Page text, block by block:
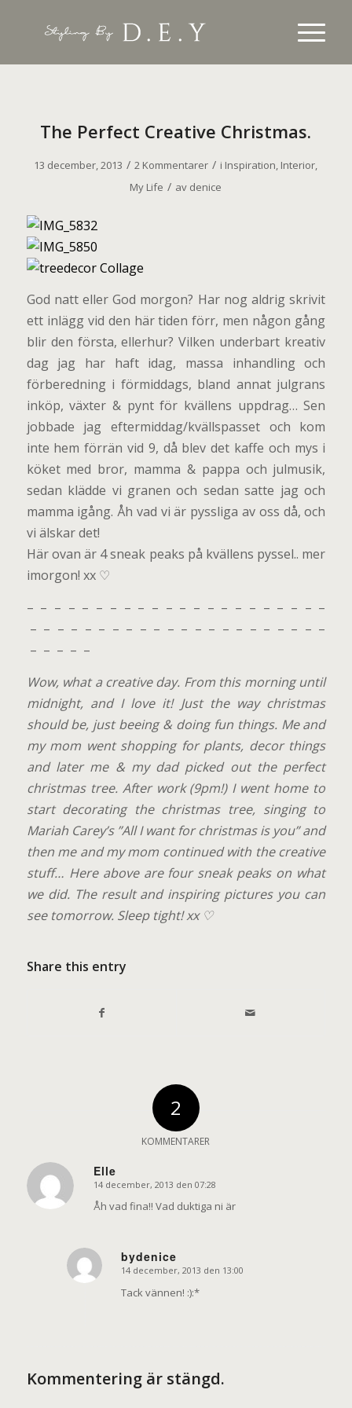
The Perfect Creative Christmas.
13 december, 2013 / 2 Kommentarer / i Inspiration, Interior,
My Life / av denice
God natt eller God morgon? Har nog aldrig skrivit
ett inlägg vid den här tiden förr, men någon gång
blir den första, ellerhur? Vilken underbart kreativ
dag jag har haft idag, massa inhandling och
förberedning i förmiddags, bland annat julgrans
inköp, växter & pynt för kvällens uppdrag… Sen
jobbade jag eftermiddag/kvällspasset och kom
inte hem förrän vid 9, då blev det kaffe och mys i
köket med bror, mamma & pappa och julmusik,
sedan klädde vi granen och sedan satte jag och
mamma igång. Åh vad vi är pyssliga av oss då, och
vi älskar det!
Här ovan är 4 sneak peaks på kvällens pyssel.. mer
imorgon! xx ♡
– – – – – – – – – – – – – – – – – – – – – –
– – – – – – – – – – – – – – – – – – – – – –
– – – – –
Wow, what a creative day. From this morning until
midnight, and I love it! Just the way christmas
should be, just beeing & doing fun things. Me and
my mom went shopping for plants, decor things
and later me & my dad picked out the perfect
christmas tree. After work (9pm!) I went home to
start decorating the christmas tree, singing to
Mariah Carey’s ”All I want for christmas is you” and
then me and my mom continued with the creative
stuff… Here above are four sneak peaks on what
we did. The result and inspiring pictures you can
see tomorrow. Sleep tight! xx ♡
Share this entry
2
KOMMENTARER
Elle
says:
14 december, 2013 den 07:28
Åh vad fina!! Vad duktiga ni är
bydenice
says:
14 december, 2013 den 13:00
Tack vännen! :):*
Kommentering är stängd.